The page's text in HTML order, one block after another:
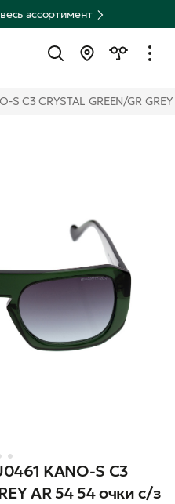
ассортимент
C3 CRYSTAL GREEN/GR
KANO-S C3
AR 54 54 очки с/з